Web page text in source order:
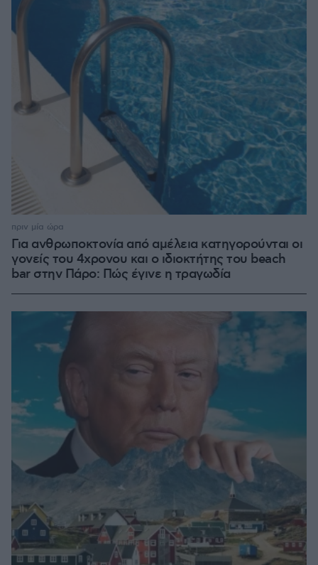
Για ανθρωποκτονία από αμέλεια κατηγορούνται οι
γονείς του 4χρονου και ο ιδιοκτήτης του beach
bar στην Πάρο: Πώς έγινε η τραγωδία
πριν μία ώρα